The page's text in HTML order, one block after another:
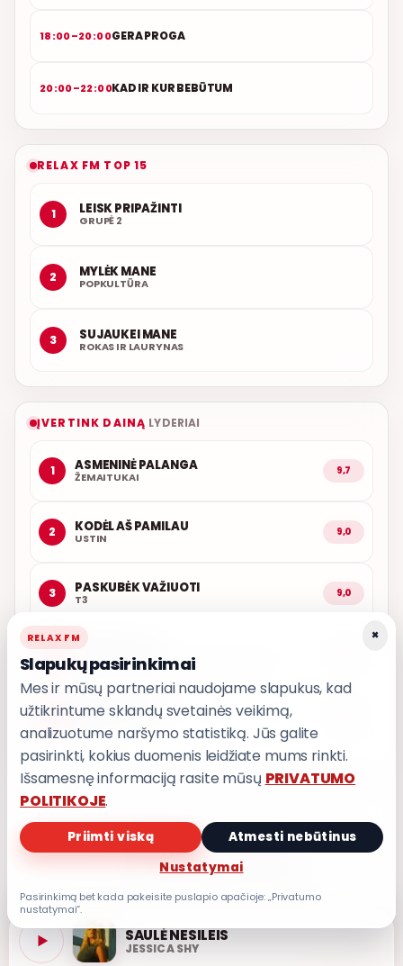
18:00–20:00GERA PROGA
20:00–22:00KAD IR KUR BEBŪTUM
RELAX FM TOP 15
1 LEISK PRIPAŽINTI
GRUPĖ 2
2 MYLĖK MANE
POPKULTŪRA
3 SUJAUKEI MANE
ROKAS IR LAURYNAS
ĮVERTINK DAINĄ LYDERIAI
1 ASMENINĖ PALANGA
ŽEMAITUKAI 9,7
2 KODĖL AŠ PAMILAU
USTIN 9,0
3 PASKUBĖK VAŽIUOTI
T3 9,0
MANTAS JANKAVIČIUS, MONIKA LINKYTĖ
5 IŠ MANO ŠIRDIES
PRIVATUMO POLITIKA
Privatumo nustatymai
SAULĖ NESILEIS
JESSICA SHY
×
RELAX FM
Slapukų pasirinkimai
Mes ir mūsų partneriai naudojame slapukus, kad
užtikrintume sklandų svetainės veikimą,
analizuotume naršymo statistiką. Jūs galite
pasirinkti, kokius duomenis leidžiate mums rinkti.
Išsamesnę informaciją rasite mūsų PRIVATUMO
POLITIKOJE.
Priimti viską
Atmesti nebūtinus
Nustatymai
Pasirinkimą bet kada pakeisite puslapio apačioje: „Privatumo
nustatymai“.